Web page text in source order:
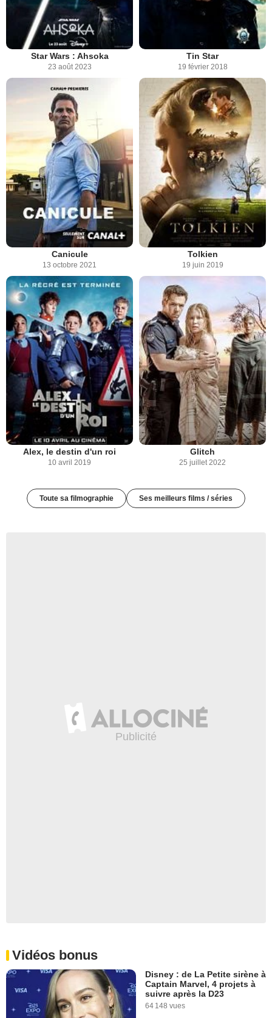
Star Wars : Ahsoka
23 août 2023
Tin Star
19 février 2018
Canicule
13 octobre 2021
Tolkien
19 juin 2019
Alex, le destin d'un roi
10 avril 2019
Glitch
25 juillet 2022
Toute sa filmographie Ses meilleurs films / séries
Vidéos bonus
Disney : de La Petite sirène à
Captain Marvel, 4 projets à
suivre après la D23
64 148 vues